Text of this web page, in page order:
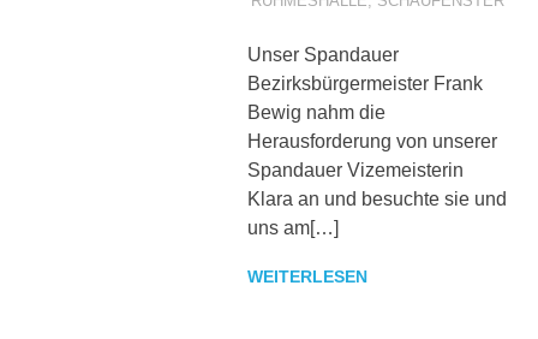
Unser Spandauer
Bezirksbürgermeister Frank
Bewig nahm die
Herausforderung von unserer
Spandauer Vizemeisterin
Klara an und besuchte sie und
uns am[…]
WEITERLESEN